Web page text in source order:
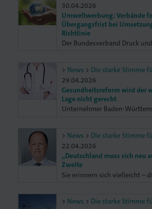
30.04.2026
Umweltwerbung: Verbände
Übergangsfrist bei
Richtlinie
News
Die starke Stimme
29.04.2026
Gesundheitsreform wird der
Lage nicht gerecht
News
Die starke Stimme
22.04.2026
„Deutschland muss sich neu
Zweite
News
Die starke Stimme